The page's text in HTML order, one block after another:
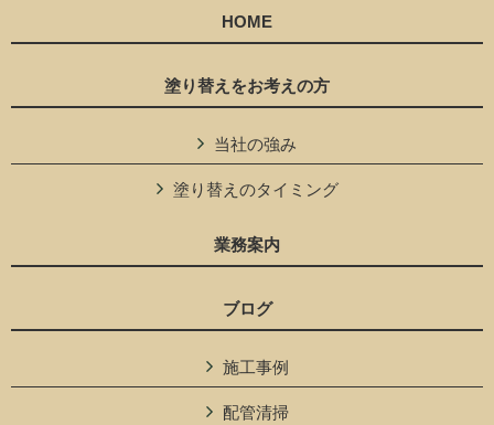
HOME
塗り替えをお考えの方
当社の強み
塗り替えのタイミング
業務案内
ブログ
施工事例
配管清掃